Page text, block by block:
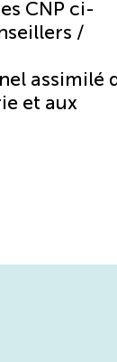
CNP ci-
/
assimilé
et aux